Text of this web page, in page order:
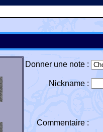
Donner une note :
Nickname :
Commentaire :